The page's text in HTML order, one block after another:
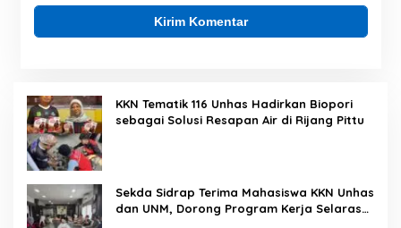
KKN Tematik 116 Unhas Hadirkan Biopori
sebagai Solusi Resapan Air di Rijang Pittu
Sekda Sidrap Terima Mahasiswa KKN Unhas
dan UNM, Dorong Program Kerja Selaras